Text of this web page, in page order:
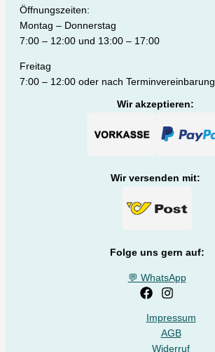
Öffnungszeiten:
Montag – Donnerstag
7:00 – 12:00 und 13:00 – 17:00
Freitag
7:00 – 12:00 oder nach Terminvereinbarung
Wir akzeptieren:
Wir versenden mit:
Folge uns gern auf:
💬 WhatsApp
Impressum
AGB
Widerruf